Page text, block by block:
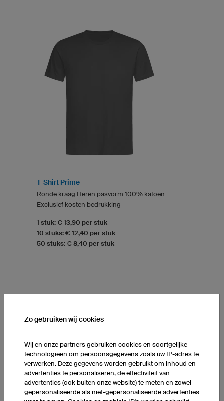
T-Shirt Prime
Ronde kraag Heren pasvorm 100% katoen
Exclusief kosten bedrukking
1 stuk: € 13,90 per stuk
10 stuks: € 12,40 per stuk
50 stuks: € 8,40 per stuk
Zo gebruiken wij cookies
Wij en onze partners gebruiken cookies en soortgelijke
technologieën om persoonsgegevens zoals uw IP-adres te
verwerken. Deze gegevens worden gebruikt om inhoud en
advertenties te personaliseren, de effectiviteit van
advertenties (ook buiten onze website) te meten en zowel
gepersonaliseerde als niet-gepersonaliseerde advertenties